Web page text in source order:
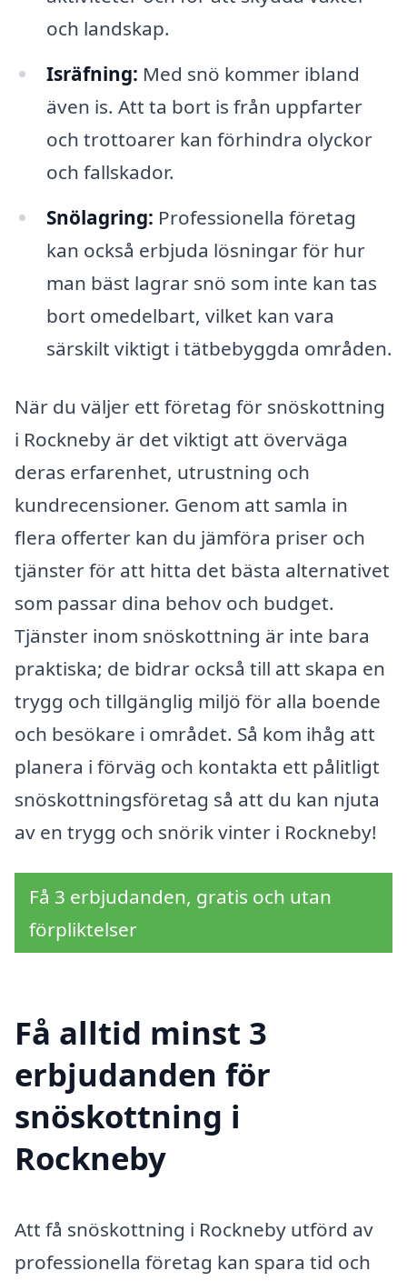
och landskap.
Isräfning: Med snö kommer ibland
även is. Att ta bort is från uppfarter
och trottoarer kan förhindra olyckor
och fallskador.
Snölagring: Professionella företag
kan också erbjuda lösningar för hur
man bäst lagrar snö som inte kan tas
bort omedelbart, vilket kan vara
särskilt viktigt i tätbebyggda områden.
När du väljer ett företag för snöskottning
i Rockneby är det viktigt att överväga
deras erfarenhet, utrustning och
kundrecensioner. Genom att samla in
flera offerter kan du jämföra priser och
tjänster för att hitta det bästa alternativet
som passar dina behov och budget.
Tjänster inom snöskottning är inte bara
praktiska; de bidrar också till att skapa en
trygg och tillgänglig miljö för alla boende
och besökare i området. Så kom ihåg att
planera i förväg och kontakta ett pålitligt
snöskottningsföretag så att du kan njuta
av en trygg och snörik vinter i Rockneby!
Få 3 erbjudanden, gratis och utan
förpliktelser
Få alltid minst 3
erbjudanden för
snöskottning i
Rockneby
Att få snöskottning i Rockneby utförd av
professionella företag kan spara tid och